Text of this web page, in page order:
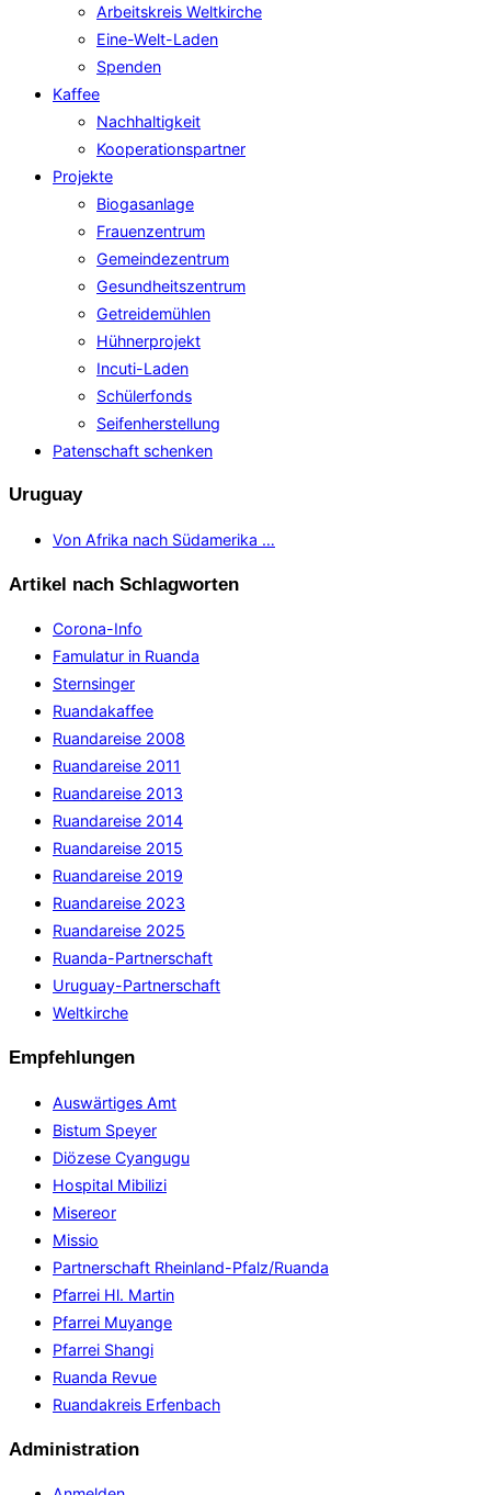
Arbeitskreis Weltkirche
Eine-Welt-Laden
Spenden
Kaffee
Nachhaltigkeit
Kooperationspartner
Projekte
Biogasanlage
Frauenzentrum
Gemeindezentrum
Gesundheitszentrum
Getreidemühlen
Hühnerprojekt
Incuti-Laden
Schülerfonds
Seifenherstellung
Patenschaft schenken
Uruguay
Von Afrika nach Südamerika …
Artikel nach Schlagworten
Corona-Info
Famulatur in Ruanda
Sternsinger
Ruandakaffee
Ruandareise 2008
Ruandareise 2011
Ruandareise 2013
Ruandareise 2014
Ruandareise 2015
Ruandareise 2019
Ruandareise 2023
Ruandareise 2025
Ruanda-Partnerschaft
Uruguay-Partnerschaft
Weltkirche
Empfehlungen
Auswärtiges Amt
Bistum Speyer
Diözese Cyangugu
Hospital Mibilizi
Misereor
Missio
Partnerschaft Rheinland-Pfalz/Ruanda
Pfarrei Hl. Martin
Pfarrei Muyange
Pfarrei Shangi
Ruanda Revue
Ruandakreis Erfenbach
Administration